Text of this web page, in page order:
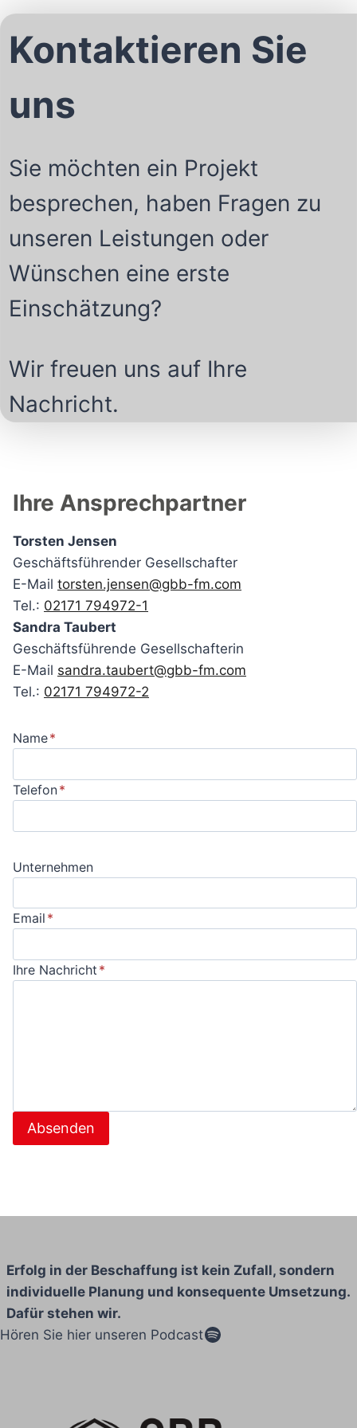
Kontaktieren Sie
uns
Sie möchten ein Projekt
besprechen, haben Fragen zu
unseren Leistungen oder
Wünschen eine erste
Einschätzung?
Wir freuen uns auf Ihre
Nachricht.
Ihre Ansprechpartner
Torsten Jensen
Geschäftsführender Gesellschafter
E-Mail torsten.jensen@gbb-fm.com
Tel.: 02171 794972-1
Sandra Taubert
Geschäftsführende Gesellschafterin
E-Mail sandra.taubert@gbb-fm.com
Tel.: 02171 794972-2
Name*
Telefon*
Unternehmen
Email *
Ihre Nachricht *
Absenden
Erfolg in der Beschaffung ist kein Zufall, sondern
individuelle Planung und konsequente Umsetzung.
Dafür stehen wir.
Hören Sie hier unseren PodcastSpotify